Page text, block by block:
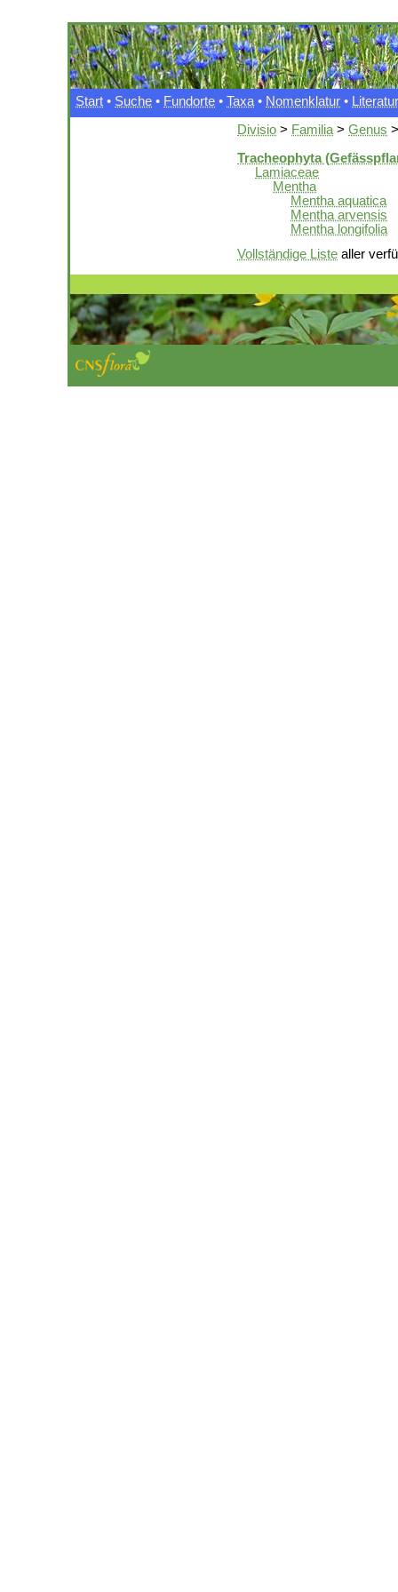
Start • Suche • Fundorte • Taxa • Nomenklatur • Literatur
Divisio > Familia > Genus
Tracheophyta
Lamiaceae
Mentha
Mentha aquatica
Mentha arvensis
Mentha longifolia
Vollständige Liste aller